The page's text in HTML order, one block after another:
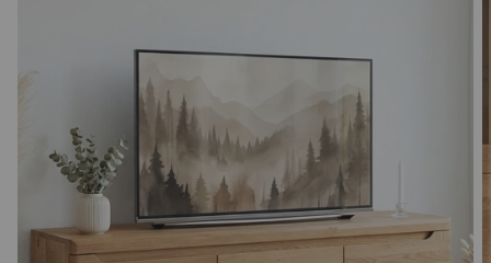
Credenze
Armadietti
Appendiabiti Mobili